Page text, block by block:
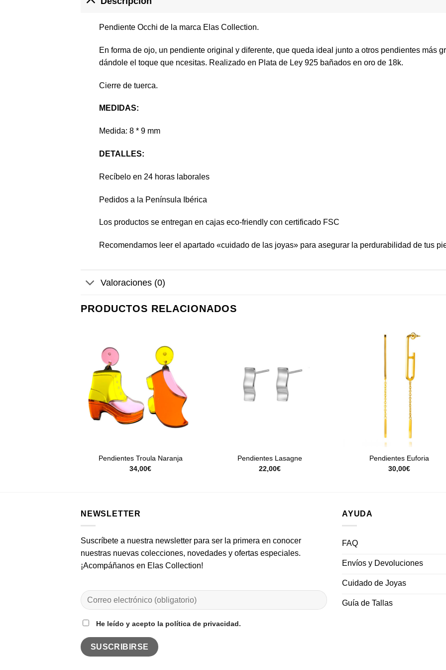
Pendiente Occhi de la marca Elas Collection.
En forma de ojo, un pendiente original y diferente, que queda ideal junto a otros pendientes más
dándole el toque que ncesitas. Realizado en Plata de Ley 925 bañados en oro de 18k.
Cierre de tuerca.
MEDIDAS:
Medida: 8 * 9 mm
DETALLES:
Recíbelo en 24 horas laborales
Pedidos a la Península Ibérica
Los productos se entregan en cajas eco-friendly con certificado FSC
Recomendamos leer el apartado «cuidado de las joyas» para asegurar la perdurabilidad de tus
Valoraciones (0)
PRODUCTOS RELACIONADOS
Pendientes Troula Naranja
34,00€
Pendientes Lasagne
22,00€
Pendientes Euforia
30,00€
NEWSLETTER
Suscríbete a nuestra newsletter para ser la primera en conocer
nuestras nuevas colecciones, novedades y ofertas especiales.
¡Acompáñanos en Elas Collection!
He leído y acepto la política de privacidad.
AYUDA
FAQ
Envíos y Devoluciones
Cuidado de Joyas
Guía de Tallas